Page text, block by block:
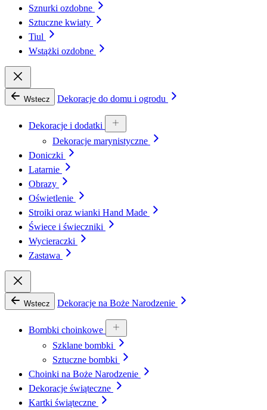
Sznurki ozdobne
Sztuczne kwiaty
Tiul
Wstążki ozdobne
Wstecz Dekoracje do domu i ogrodu
Dekoracje i dodatki
Dekoracje marynistyczne
Doniczki
Latarnie
Obrazy
Oświetlenie
Stroiki oraz wianki Hand Made
Świece i świeczniki
Wycieraczki
Zastawa
Wstecz Dekoracje na Boże Narodzenie
Bombki choinkowe
Szklane bombki
Sztuczne bombki
Choinki na Boże Narodzenie
Dekoracje świąteczne
Kartki świąteczne